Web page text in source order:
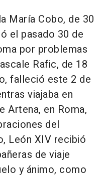
María Cobo, de 30
el pasado 30 de
por problemas
Rafic, de 18
falleció este 2 de
viajaba en
Artena, en Roma,
del
León XIV recibió
de viaje
y ánimo, como